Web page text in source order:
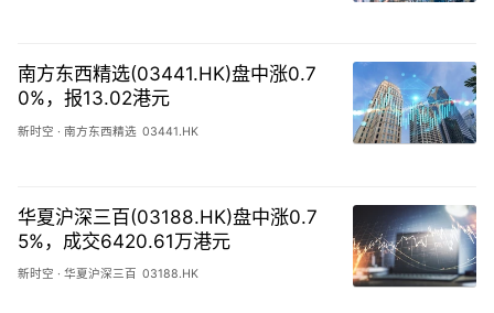
南方东西精选(03441.HK)盘中涨0.7
0%，报13.02港元
新时空 ·南方东西精选 03441.HK
华夏沪深三百(03188.HK)盘中涨0.7
5%，成交6420.61万港元
新时空 ·华夏沪深三百 03188.HK